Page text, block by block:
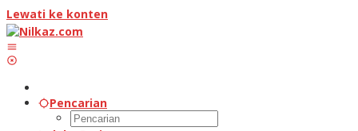
Lewati ke konten
Pencarian